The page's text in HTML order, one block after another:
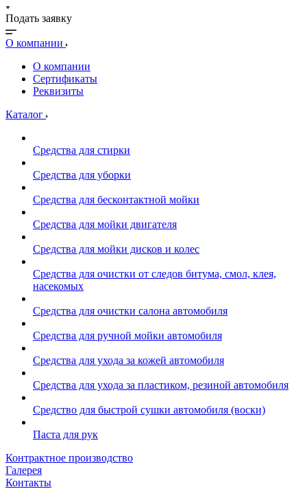
Подать заявку
О компании
О компании
Сертификаты
Реквизиты
Каталог
Средства для стирки
Средства для уборки
Средства для бесконтактной мойки
Средства для мойки двигателя
Средства для мойки дисков и колес
Средства для очистки от следов битума, смол, клея,
насекомых
Средства для очистки салона автомобиля
Средства для ручной мойки автомобиля
Средства для ухода за кожей автомобиля
Средства для ухода за пластиком, резиной автомобиля
Средство для быстрой сушки автомобиля (воски)
Паста для рук
Контрактное производство
Галерея
Контакты